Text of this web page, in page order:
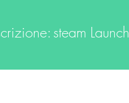
steam Launch